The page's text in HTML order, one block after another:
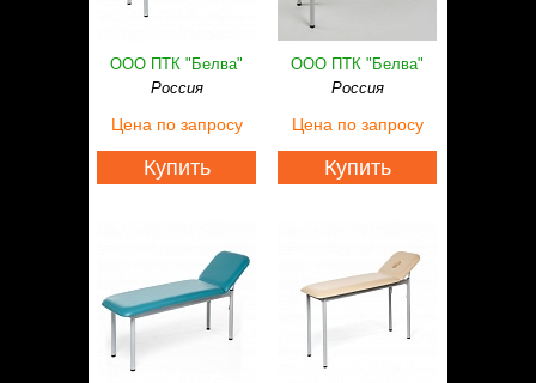
ООО ПТК "Белва"
Россия
Цена по запросу
Купить
ООО ПТК "Белва"
Россия
Цена по запросу
Купить